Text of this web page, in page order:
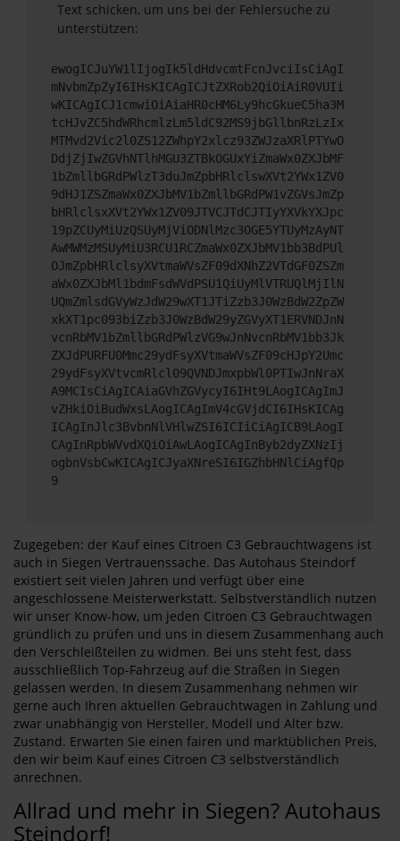
Text schicken, um uns bei der Fehlersuche zu
unterstützen:
ewogICJuYW1lIjogIk5ldHdvcmtFcnJvciIsCiAgI
mNvbmZpZyI6IHsKICAgICJtZXRob2QiOiAiR0VUIi
wKICAgICJ1cmwiOiAiaHR0cHM6Ly9hcGkueC5ha3M
tcHJvZC5hdWRhcmlzLm5ldC92MS9jbGllbnRzLzIx
MTMvd2Vic2l0ZS12ZWhpY2xlcz93ZWJzaXRlPTYwO
DdjZjIwZGVhNTlhMGU3ZTBkOGUxYiZmaWx0ZXJbMF
1bZmllbGRdPWlzT3duJmZpbHRlclswXVt2YWx1ZV0
9dHJ1ZSZmaWx0ZXJbMV1bZmllbGRdPW1vZGVsJmZp
bHRlclsxXVt2YWx1ZV09JTVCJTdCJTIyYXVkYXJpc
19pZCUyMiUzQSUyMjViODNlMzc3OGE5YTUyMzAyNT
AwMWMzMSUyMiU3RCU1RCZmaWx0ZXJbMV1bb3BdPUl
OJmZpbHRlclsyXVtmaWVsZF09dXNhZ2VTdGF0ZSZm
aWx0ZXJbMl1bdmFsdWVdPSU1QiUyMlVTRUQlMjIlN
UQmZmlsdGVyWzJdW29wXT1JTiZzb3J0WzBdW2ZpZW
xkXT1pc093biZzb3J0WzBdW29yZGVyXT1ERVNDJnN
vcnRbMV1bZmllbGRdPWlzVG9wJnNvcnRbMV1bb3Jk
ZXJdPURFU0Mmc29ydFsyXVtmaWVsZF09cHJpY2Umc
29ydFsyXVtvcmRlcl09QVNDJmxpbWl0PTIwJnNraX
A9MCIsCiAgICAiaGVhZGVycyI6IHt9LAogICAgImJ
vZHkiOiBudWxsLAogICAgImV4cGVjdCI6IHsKICAg
ICAgInJlc3BvbnNlVHlwZSI6ICIiCiAgICB9LAogI
CAgInRpbWVvdXQiOiAwLAogICAgInByb2dyZXNzIj
ogbnVsbCwKICAgICJyaXNreSI6IGZhbHNlCiAgfQp
9
Zugegeben: der Kauf eines Citroen C3 Gebrauchtwagens ist
auch in Siegen Vertrauenssache. Das Autohaus Steindorf
existiert seit vielen Jahren und verfügt über eine
angeschlossene Meisterwerkstatt. Selbstverständlich nutzen
wir unser Know-how, um jeden Citroen C3 Gebrauchtwagen
gründlich zu prüfen und uns in diesem Zusammenhang auch
den Verschleißteilen zu widmen. Bei uns steht fest, dass
ausschließlich Top-Fahrzeug auf die Straßen in Siegen
gelassen werden. In diesem Zusammenhang nehmen wir
gerne auch Ihren aktuellen Gebrauchtwagen in Zahlung und
zwar unabhängig von Hersteller, Modell und Alter bzw.
Zustand. Erwarten Sie einen fairen und marktüblichen Preis,
den wir beim Kauf eines Citroen C3 selbstverständlich
anrechnen.
Allrad und mehr in Siegen? Autohaus
Steindorf!